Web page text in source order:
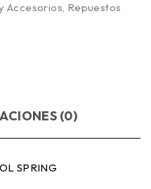
Accesorios, Repuestos
(0)
SPRING